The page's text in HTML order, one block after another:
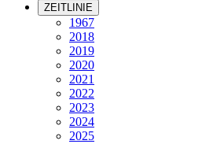
ZEITLINIE
1967
2018
2019
2020
2021
2022
2023
2024
2025